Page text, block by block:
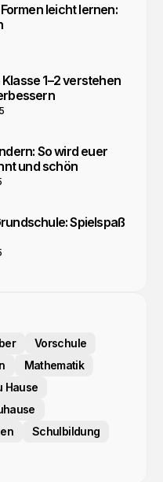
leicht lernen:
1–2 verstehen
So wird euer
und schön
Spielspaß
Vorschule
Mathematik
Hause
Schulbildung